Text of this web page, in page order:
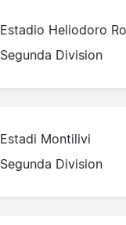
Estadio Heliodoro
Segunda Division
Estadi Montilivi
Segunda Division